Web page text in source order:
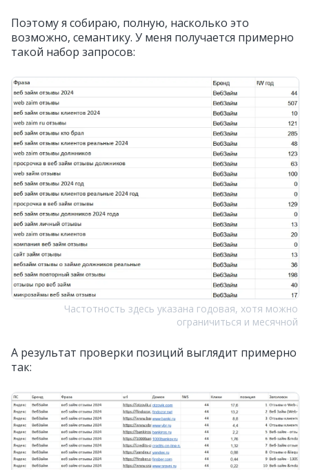
Поэтому я собираю, полную, насколько это
возможно, семантику. У меня получается примерно
такой набор запросов:
Частотность здесь указана годовая, хотя можно
ограничиться и месячной
А результат проверки позиций выглядит примерно
так: